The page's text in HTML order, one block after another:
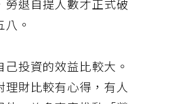
退自提人數才正式破
。
投資的效益比較大。
財比較有心得，有人